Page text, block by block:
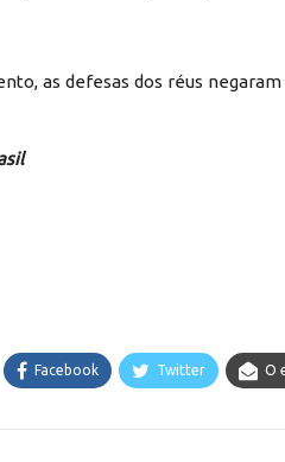
as defesas dos réus
Facebook Twitter O